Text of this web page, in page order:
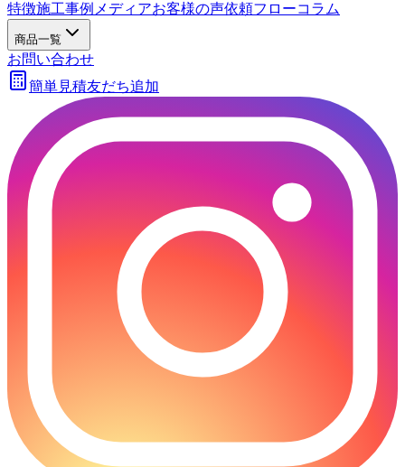
特徴施工事例 メディアお客様の声依頼フローコラム
商品一覧
お問い合わせ
簡単見積友だち追加